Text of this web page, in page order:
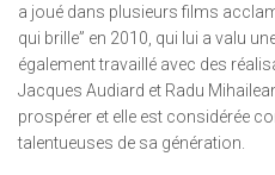
a joué dans plusieurs films
qui brille” en 2010, qui lui a valu
également travaillé avec des
Jacques Audiard et Radu
prospérer et elle est considérée
talentueuses de sa génération.